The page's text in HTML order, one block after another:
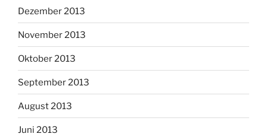
Dezember 2013
November 2013
Oktober 2013
September 2013
August 2013
Juni 2013